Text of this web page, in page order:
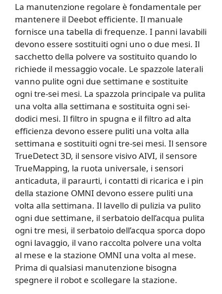
La manutenzione regolare è fondamentale per
mantenere il Deebot efficiente. Il manuale
fornisce una tabella di frequenze. I panni lavabili
devono essere sostituiti ogni uno o due mesi. Il
sacchetto della polvere va sostituito quando lo
richiede il messaggio vocale. Le spazzole laterali
vanno pulite ogni due settimane e sostituite
ogni tre-sei mesi. La spazzola principale va pulita
una volta alla settimana e sostituita ogni sei-
dodici mesi. Il filtro in spugna e il filtro ad alta
efficienza devono essere puliti una volta alla
settimana e sostituiti ogni tre-sei mesi. Il sensore
TrueDetect 3D, il sensore visivo AIVI, il sensore
TrueMapping, la ruota universale, i sensori
anticaduta, il paraurti, i contatti di ricarica e i pin
della stazione OMNI devono essere puliti una
volta alla settimana. Il lavello di pulizia va pulito
ogni due settimane, il serbatoio dell’acqua pulita
ogni tre mesi, il serbatoio dell’acqua sporca dopo
ogni lavaggio, il vano raccolta polvere una volta
al mese e la stazione OMNI una volta al mese.
Prima di qualsiasi manutenzione bisogna
spegnere il robot e scollegare la stazione.